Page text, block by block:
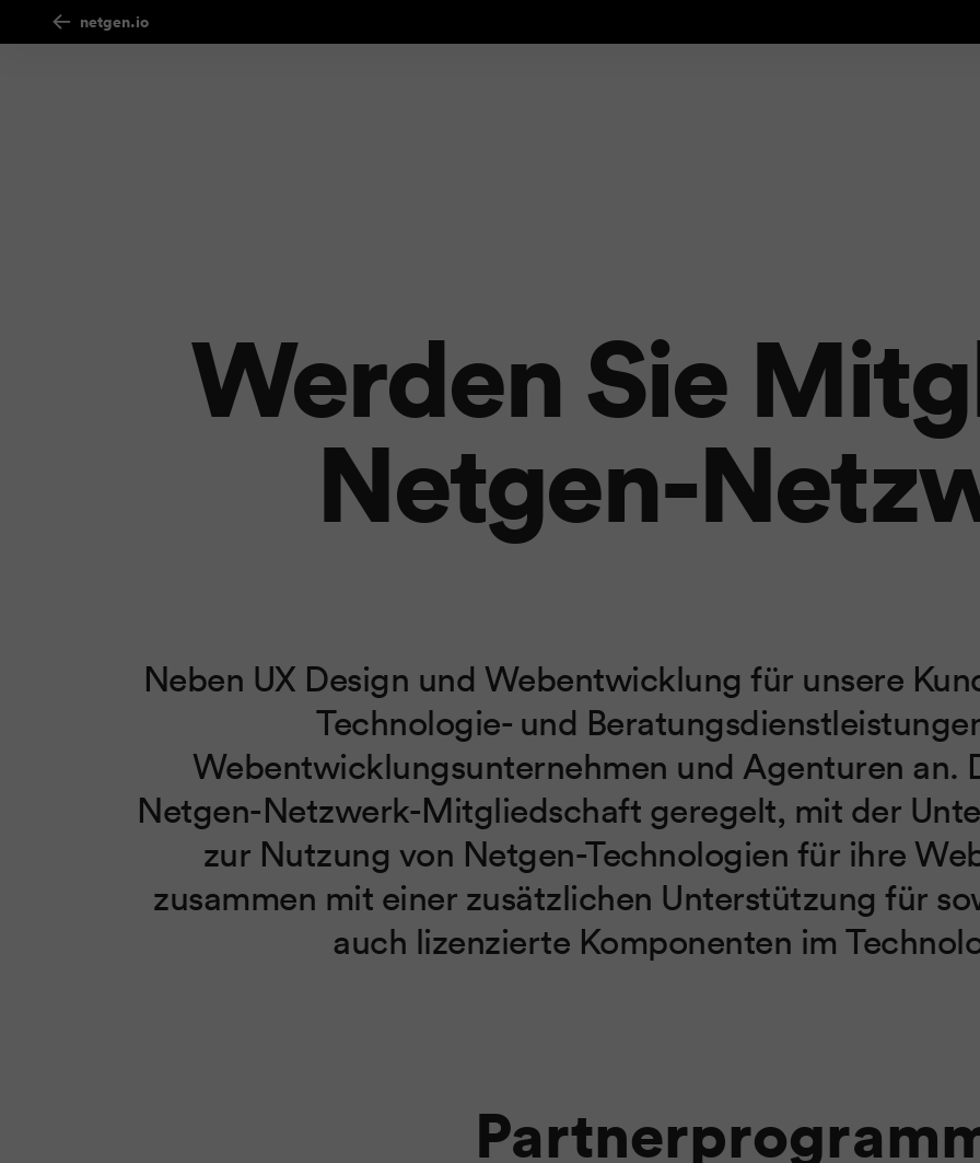
netgen.io
Werden Sie
Netgen-
Neben UX Design und Webentwicklung für unsere
Technologie- und
Webentwicklungsunternehmen und Agenturen an.
Netgen-Netzwerk-Mitgliedschaft geregelt, mit der
zur Nutzung von Netgen-Technologien für ihre
zusammen mit einer zusätzlichen Unterstützung für
auch lizenzierte Komponenten im